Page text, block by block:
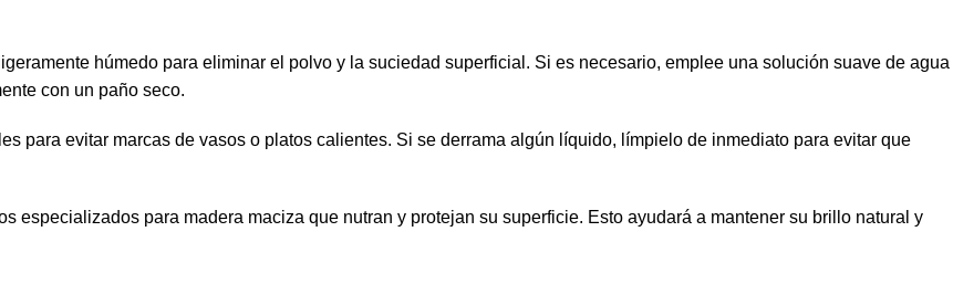
húmedo para eliminar el polvo y la suciedad superficial. Si es necesario, emplee una solución suave de agua
con un paño seco.
para evitar marcas de vasos o platos calientes. Si se derrama algún líquido, límpielo de inmediato para evitar que
especializados para madera maciza que nutran y protejan su superficie. Esto ayudará a mantener su brillo natural y